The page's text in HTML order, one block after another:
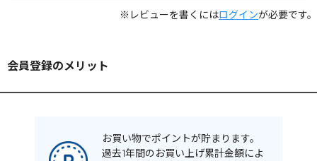
※レビューを書くにはログインが必要です。
会員登録のメリット
お買い物でポイントが貯まります。
過去1年間のお買い上げ累計金額によ